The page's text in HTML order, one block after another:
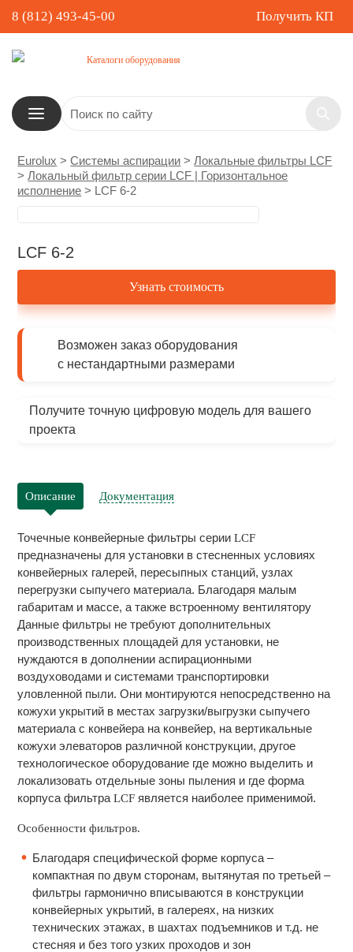
8 (812) 493-45-00 Получить КП
Каталоги оборудования
Eurolux >Системы аспирации >Локальные фильтры LCF
>Локальный фильтр серии LCF | Горизонтальное
исполнение > LCF 6-2
LCF 6-2
Узнать стоимость
Возможен заказ оборудования
с нестандартными размерами
Получите точную цифровую модель для вашего
проекта
Описание Документация
Точечные конвейерные фильтры серииLСF
предназначены для установки в стесненных условиях
конвейерных галерей, пересыпных станций, узлах
перегрузки сыпучего материала. Благодаря малым
габаритам и массе, а также встроенному вентилятору
Данные фильтры не требуют дополнительных
производственных площадей для установки, не
нуждаются в дополнении аспирационными
воздуховодами и системами транспортировки
уловленной пыли. Они монтируются непосредственно на
кожухи укрытий в местах загрузки/выгрузки сыпучего
материала с конвейера на конвейер, на вертикальные
кожухи элеваторов различной конструкции, другое
технологическое оборудование где можно выделить и
локализовать отдельные зоны пыления и где форма
корпуса фильтраLСF является наиболее применимой.
Особенности фильтров.
Благодаря специфической форме корпуса –
компактная по двум сторонам, вытянутая по третьей –
фильтры гармонично вписываются в конструкции
конвейерных укрытий, в галереях, на низких
технических этажах, в шахтах подъемников и т.д. не
стесняя и без того узких проходов и зон